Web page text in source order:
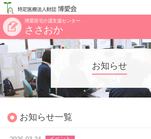
博愛居宅介護支援センター
ささおか
お知らせ
お知らせ一覧